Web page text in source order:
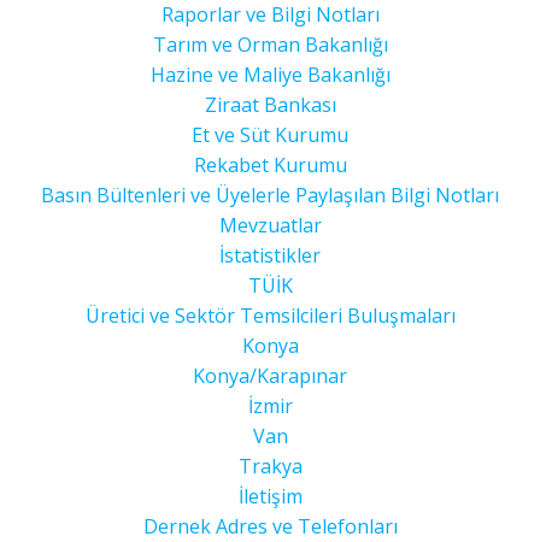
Raporlar ve Bilgi Notları
Tarım ve Orman Bakanlığı
Hazine ve Maliye Bakanlığı
Ziraat Bankası
Et ve Süt Kurumu
Rekabet Kurumu
Basın Bültenleri ve Üyelerle Paylaşılan Bilgi Notları
Mevzuatlar
İstatistikler
TÜİK
Üretici ve Sektör Temsilcileri Buluşmaları
Konya
Konya/Karapınar
İzmir
Van
Trakya
İletişim
Dernek Adres ve Telefonları